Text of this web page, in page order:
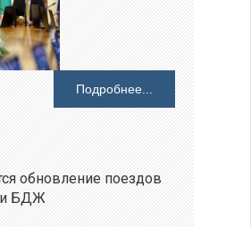
Подробнее...
обновление поездов
БДЖ